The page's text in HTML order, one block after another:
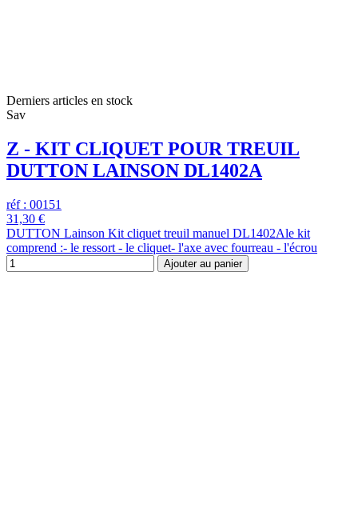
Derniers articles en stock
Sav
Z - KIT CLIQUET POUR TREUIL
DUTTON LAINSON DL1402A
réf : 00151
31,30 €
DUTTON Lainson Kit cliquet treuil manuel DL1402Ale kit
comprend :- le ressort - le cliquet- l'axe avec fourreau - l'écrou
Ajouter au panier